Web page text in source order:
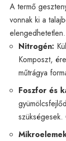
A termő
vonnak ki a
elengedhetetlen.
Nitrogén:
Komposzt,
műtrágya
Foszfor és
szükségesek.